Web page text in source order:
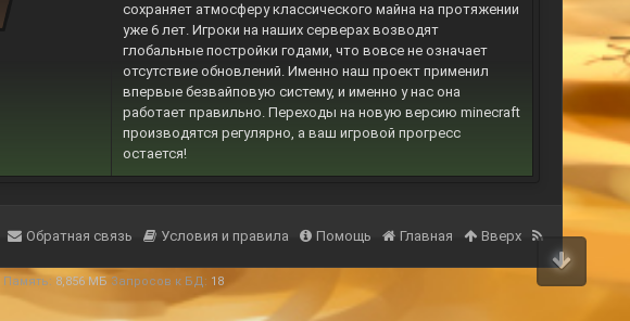
сохраняет атмосферу классического майна на протяжении
уже 6 лет. Игроки на наших серверах возводят
глобальные постройки годами, что вовсе не означает
отсутствие обновлений. Именно наш проект применил
впервые безвайповую систему, и именно у нас она
работает правильно. Переходы на новую версию minecraft
производятся регулярно, а ваш игровой прогресс
остается!
Обратная связь Условия и правила Помощь Главная Вверх
Память: 8,856 МБ Запросов к БД: 18